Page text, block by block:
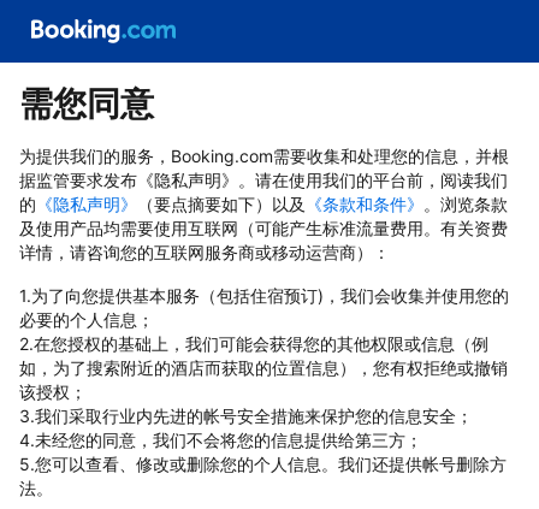
需您同意
为提供我们的服务，Booking.com需要收集和处理您的信息，并根
据监管要求发布《隐私声明》。请在使用我们的平台前，阅读我们
的 《隐私声明》 （要点摘要如下）以及 《条款和条件》 。浏览条款
及使用产品均需要使用互联网（可能产生标准流量费用。有关资费
详情，请咨询您的互联网服务商或移动运营商）：
1.为了向您提供基本服务（包括住宿预订)，我们会收集并使用您的
必要的个人信息；
2.在您授权的基础上，我们可能会获得您的其他权限或信息（例
如，为了搜索附近的酒店而获取的位置信息），您有权拒绝或撤销
该授权；
3.我们采取行业内先进的帐号安全措施来保护您的信息安全；
4.未经您的同意，我们不会将您的信息提供给第三方；
5.您可以查看、修改或删除您的个人信息。我们还提供帐号删除方
法。